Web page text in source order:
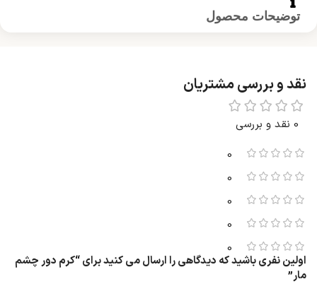
توضیحات محصول
نقد و بررسی مشتریان
0 نقد و بررسی
0
0
0
0
0
اولین نفری باشید که دیدگاهی را ارسال می کنید برای “کرم دور چشم
مار”